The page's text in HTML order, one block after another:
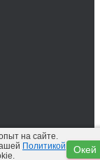
на сайте.
Политикой
Окей